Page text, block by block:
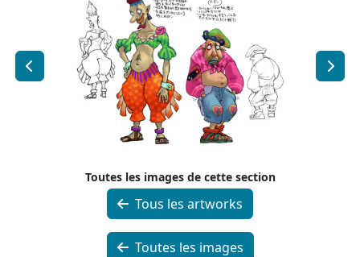
Toutes les images de cette section
Tous les artworks
Toutes les images